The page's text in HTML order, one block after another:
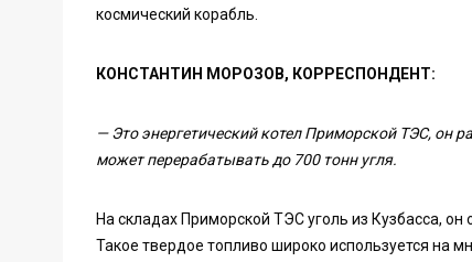
космический корабль.
КОНСТАНТИН МОРОЗОВ, КОРРЕСПОНДЕНТ:
— Это энергетический котел Приморской ТЭС, он
может перерабатывать до 700 тонн угля.
На складах Приморской ТЭС уголь из Кузбасса,
Такое твердое топливо широко используется на